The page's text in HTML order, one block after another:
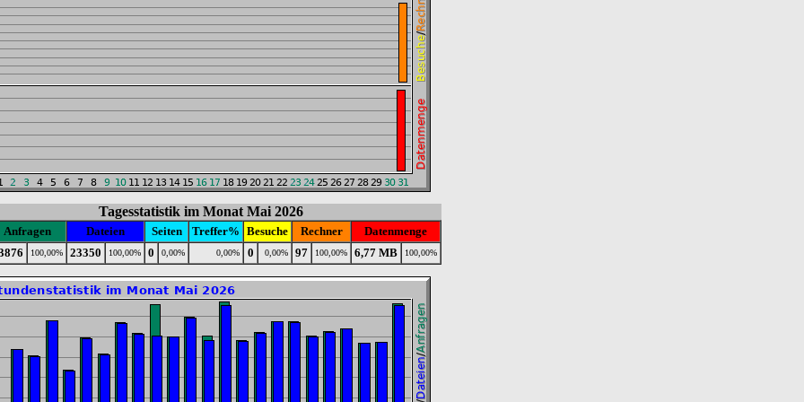
Tagesstatistik im Monat Mai 2026
Anfragen Dateien Seiten Treffer% Besuche Rechner
Datenmenge
100,00% 23350 100,00% 0 0,00% 0,00% 0 0,00% 97 100,00% 6,77 MB 100,00%